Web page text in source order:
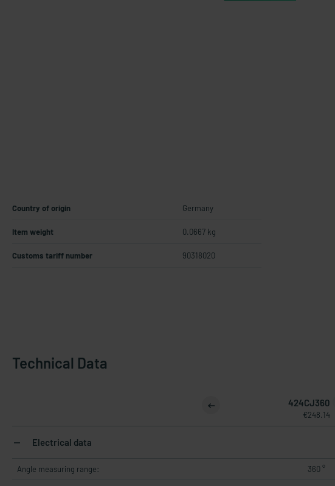
Country of origin Germany
Item weight 0.0667 kg
Customs tariff number 90318020
Technical Data
424CJ360
€248.14
Electrical data
Angle measuring range: 360 °